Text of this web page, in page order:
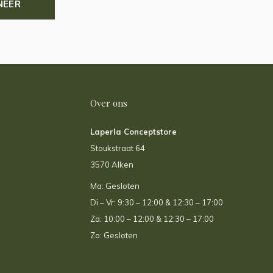
Over ons
Laperla Conceptstore
Stoukstraat 64
3570 Alken
Ma: Gesloten
Di – Vr: 9:30 – 12:00 & 12:30 – 17:00
Za: 10:00 – 12:00 & 12:30 – 17:00
Zo: Gesloten